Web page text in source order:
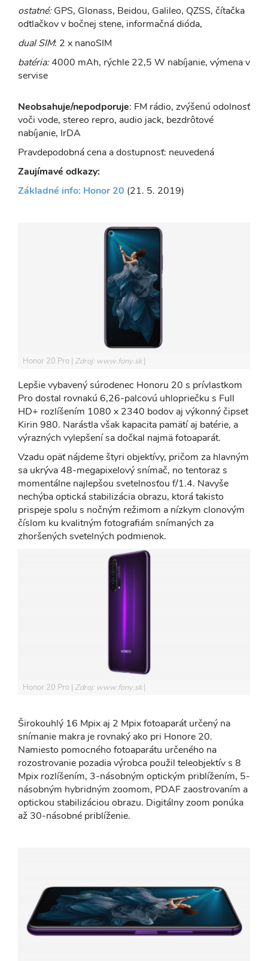
ostatné:GPS, Glonass, Beidou, Galileo, QZSS, čítačka
odtlačkov v bočnej stene, informačná dióda,
dual SIM: 2 x nanoSIM
batéria:4000 mAh, rýchle 22,5 W nabíjanie, výmena v
servise
Neobsahuje/nepodporuje: FM rádio, zvýšenú odolnosť
voči vode, stereo repro, audio jack, bezdrôtové
nabíjanie, IrDA
Pravdepodobná cena a dostupnosť: neuvedená
Zaujímavé odkazy:
Základné info: Honor 20 (21. 5. 2019)
Honor 20 Pro Zdroj: www.fony.sk
Lepšie vybavený súrodenec Honoru 20 s prívlastkom
Pro dostal rovnakú 6,26-palcovú uhlopriečku s Full
HD+ rozlíšením 1080 x 2340 bodov aj výkonný čipset
Kirin 980. Narástla však kapacita pamätí aj batérie, a
výrazných vylepšení sa dočkal najmä fotoaparát.
Vzadu opäť nájdeme štyri objektívy, pričom za hlavným
sa ukrýva 48-megapixelový snímač, no tentoraz s
momentálne najlepšou svetelnosťou f/1.4. Navyše
nechýba optická stabilizácia obrazu, ktorá takisto
prispeje spolu s nočným režimom a nízkym clonovým
číslom ku kvalitným fotografiám snímaných za
zhoršených svetelných podmienok.
Honor 20 Pro Zdroj: www.fony.sk
Širokouhlý 16 Mpix aj 2 Mpix fotoaparát určený na
snímanie makra je rovnaký ako pri Honore 20.
Namiesto pomocného fotoaparátu určeného na
rozostrovanie pozadia výrobca použil teleobjektív s 8
Mpix rozlíšením, 3-násobným optickým priblížením, 5-
násobným hybridným zoomom, PDAF zaostrovaním a
optickou stabilizáciou obrazu. Digitálny zoom ponúka
až 30-násobné priblíženie.